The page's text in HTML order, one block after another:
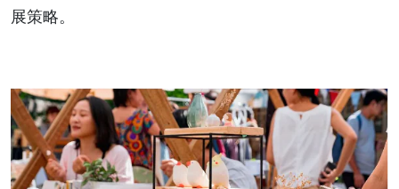
展策略。